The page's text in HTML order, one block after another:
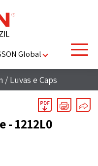
Global
/ Luvas e Caps
- 1212L0